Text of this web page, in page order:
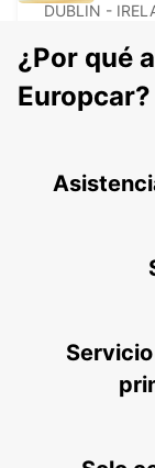
DUBLIN -
DUBLÍN
DUBLIN -
¿Por qué
Europcar?